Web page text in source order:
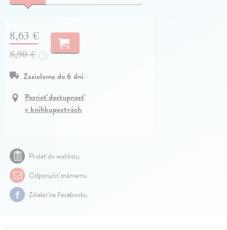
8,63 €
8,90 € ?
Zasielame do 6 dní
Pozrieť dostupnosť
v kníhkupectvách
Pridať do wishlistu
Odporučiť známemu
Zdielať na Facebooku